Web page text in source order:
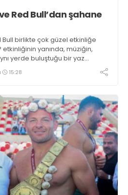
Red Bull’dan şahane
birlikte çok güzel etkinliğe
etkinliğinin yanında, müziğin,
yerde buluştuğu bir yaz
15:28